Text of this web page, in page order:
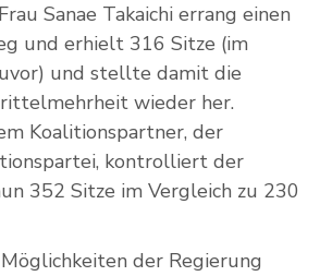
Sanae Takaichi errang einen
und erhielt 316 Sitze (im
und stellte damit die
wieder her.
Koalitionspartner, der
kontrolliert der
352 Sitze im Vergleich zu 230
der Regierung